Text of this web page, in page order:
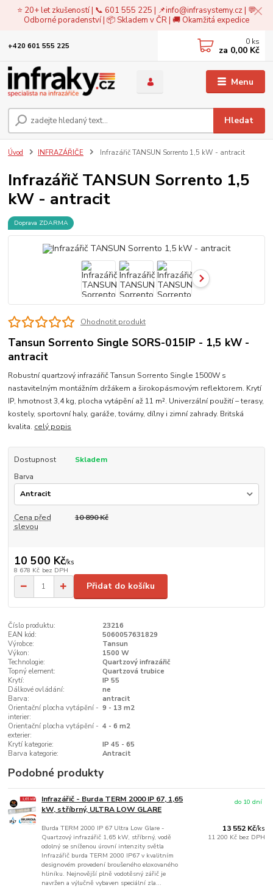
⭐ 20+ let zkušeností | 📞 601 555 225 | 📌info@infrasystemy.cz| 💬
Odborné poradenství | 📦 Skladem v ČR | 🚚 Okamžitá expedice
Menu
Hledat
+420 601 555 225 0 ks
za 0,00 Kč
Úvod INFRAZÁŘIČE Infrazářič TANSUN Sorrento 1,5 kW - antracit
Infrazářič TANSUN Sorrento 1,5
kW - antracit
Doprava ZDARMA
Ohodnotit produkt
Tansun Sorrento Single SORS-015IP - 1,5 kW -
antracit
Robustní quartzový infrazářič Tansun Sorrento Single 1500W s
nastavitelným montážním držákem a širokopásmovým reflektorem. Krytí
IP, hmotnost 3,4 kg, plocha vytápění až 11 m². Univerzální použití – terasy,
kostely, sportovní haly, garáže, továrny, dílny i zimní zahrady. Britská
kvalita. celý popis
Dostupnost
Skladem
Barva
Cena před
slevou
10 890 Kč
10 500 Kč/ks
8 678 Kč bez DPH
Přidat do košíku
Číslo produktu:
23216
EAN kód:
5060057631829
Výrobce:
Tansun
Výkon:
1500 W
Technologie:
Quartzový infrazářič
Topný element:
Quartzová trubice
Krytí:
IP 55
Dálkové ovládání:
ne
Barva:
antracit
Orientační plocha vytápění -
interier:
9 - 13 m2
Orientační plocha vytápění -
exterier:
4 - 6 m2
Krytí kategorie:
IP 45 - 65
Barva kategorie:
Antracit
Podobné produkty
Infrazářič - Burda TERM 2000 IP 67, 1,65
kW, stříbrný, ULTRA LOW GLARE
Burda TERM 2000 IP 67 Ultra Low Glare -
Quartzový infrazářič 1,65 kW, stříbrný, vodě
odolný se sníženou úrovní intenzity světla
Infrazářič burda TERM 2000 IP67 v kvalitním
designovém provedení broušeného eloxovaného
hliníku. Nejnovější plně vodotěsný zářič je
navržen a výlučně vybaven speciální zla...
13 552 Kč/ks
11 200 Kč bez DPH
do 10 dní